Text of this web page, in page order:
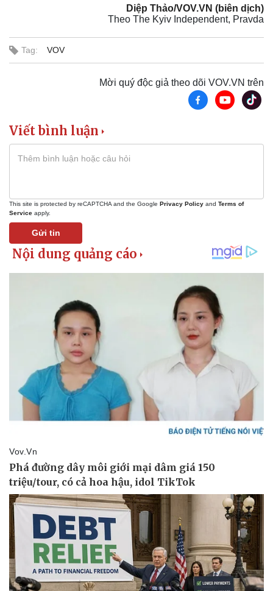
Sức khỏe
Nhi khoa
Nam khoa
Làm đẹp - giảm cân
Phòng mạch online
Ăn sạch sống khỏe
Đời sống
Nhà đẹp
Diệp Thảo/VOV.VN (biên dịch)
Theo The Kyiv Independent, Pravda
Tag: VOV
Mời quý độc giả theo dõi VOV.VN trên
Viết bình luận
This site is protected by reCAPTCHA and the Google Privacy Policy and Terms of
Service apply.
Gửi tin